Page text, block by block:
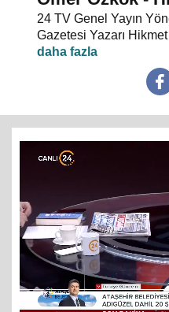
24 TV Genel Yayın
Gazetesi Yazarı
gündemini, gazetelere
yazılarını ve günün
açılarıyla, çarpıcı
hafta içi her sabah saat